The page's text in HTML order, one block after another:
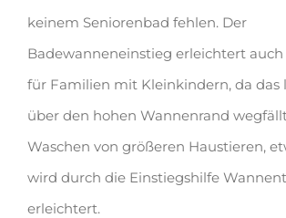
keinem Seniorenbad fehlen. Der
Badewanneneinstieg erleichtert auch
für Familien mit Kleinkindern, da das
über den hohen Wannenrand
Waschen von größeren Haustieren,
wird durch die Einstiegshilfe
erleichtert.